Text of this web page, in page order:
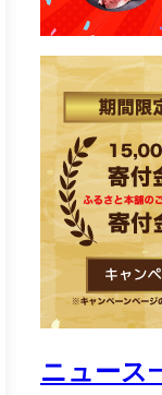
ニュース